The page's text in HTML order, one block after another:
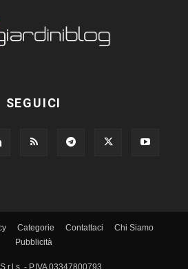
SEGUICI
Categorie Contattaci
Chi Siamo
Pubblicità
- P.IVA 03347800793